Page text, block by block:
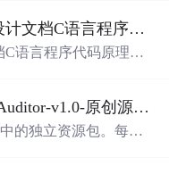
stm32单片机项目资料课程设计文档C语言程序代码原理图电路PCB实例五种PWM反馈控制模式研究
C语言程序代码原理图
Agent-Tool-Consent-Prompt-Auditor-v1.0-原创源码与文档.zip
的独立资源包。每个